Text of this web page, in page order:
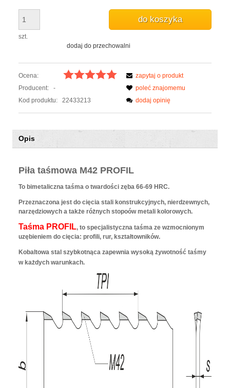
szt.
do koszyka
dodaj do przechowalni
Ocena:
Producent:
-
Kod produktu:
22433213
zapytaj o produkt
poleć znajomemu
dodaj opinię
Opis
Piła taśmowa M42 PROFIL
To bimetaliczna taśma o twardości zęba 66-69 HRC.
Przeznaczona jest do cięcia stali konstrukcyjnych, nierdzewnych,
narzędziowych a także różnych stopoów metali kolorowych.
Taśma PROFIL, to specjalistyczna taśma ze wzmocnionym
uzębieniem do cięcia: profili, rur, kształtowników.
Kobaltowa stal szybkotnąca zapewnia wysoką żywotność taśmy
w każdych warunkach.